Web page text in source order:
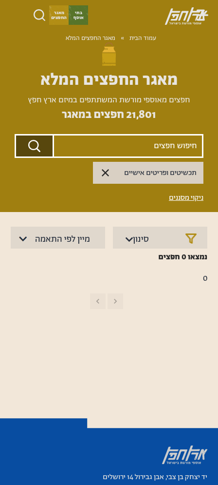
דילוג
לתוכן
בתי
אוסף
מאגר
החפצים
עמוד הבית ­­» מאגר החפצים המלא
מאגר החפצים המלא
חפצים מאוספי מורשת המשתתפים במיזם ארץ חפץ
21,801חפצים במאגר
תכשיטים ופריטים אישיים
ניקוי מסננים
סינון
נמצאו0חפצים
0
יד יצחק בן צבי, אבן גבירול 14 ירושלים